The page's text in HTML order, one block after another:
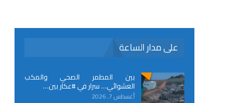
على مدار الساعة
بين المطمر الصحي والمكب
العشوائي… سرار في #عكار بين…
أغسطس 7, 2026